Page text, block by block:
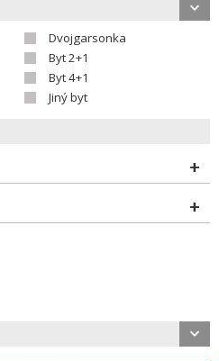
Dvojgarsonka
Byt 2+1
Byt 4+1
Jiný byt